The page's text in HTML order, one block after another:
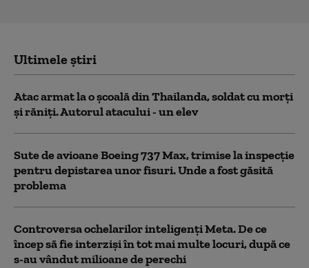
Ultimele știri
Atac armat la o şcoală din Thailanda, soldat cu morţi
şi răniţi. Autorul atacului - un elev
Sute de avioane Boeing 737 Max, trimise la inspecție
pentru depistarea unor fisuri. Unde a fost găsită
problema
Controversa ochelarilor inteligenți Meta. De ce
încep să fie interziși în tot mai multe locuri, după ce
s-au vândut milioane de perechi